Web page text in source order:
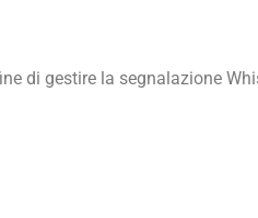
di gestire la segnalazione